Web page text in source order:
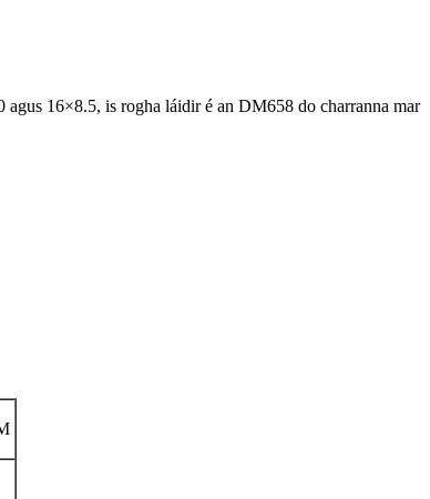
16×8.5, is rogha láidir é an DM658 do charranna mar